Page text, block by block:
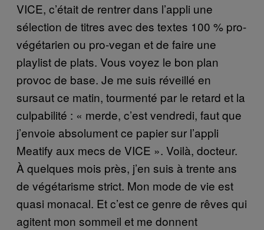
VICE, c’était de rentrer dans l’appli une
sélection de titres avec des textes 100 % pro-
végétarien ou pro-vegan et de faire une
playlist de plats. Vous voyez le bon plan
provoc de base. Je me suis réveillé en
sursaut ce matin, tourmenté par le retard et la
culpabilité : « merde, c’est vendredi, faut que
j’envoie absolument ce papier sur l’appli
Meatify aux mecs de VICE ». Voilà, docteur.
À quelques mois près, j’en suis à trente ans
de végétarisme strict. Mon mode de vie est
quasi monacal. Et c’est ce genre de rêves qui
agitent mon sommeil et me donnent